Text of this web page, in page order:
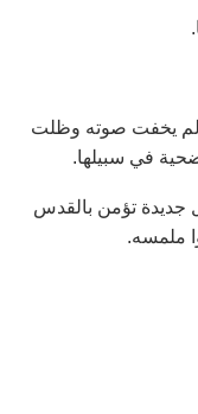
ولم يخفت صوته وظلت
في سبيلها.
جديدة تؤمن بالقدس
ملمسه.